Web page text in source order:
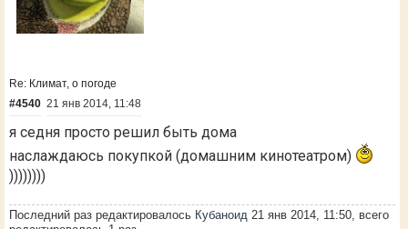
Re: Климат, о погоде
#4540 21 янв 2014, 11:48
я седня просто решил быть дома
наслаждаюсь покупкой (домашним кинотеатром)
))))))))
Последний раз редактировалось Кубаноид 21 янв 2014, 11:50, всего